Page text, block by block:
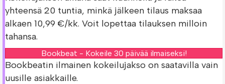
yhteensä 20 tuntia, minkä jälkeen tilaus maksaa
alkaen 10,99 €/kk. Voit lopettaa tilauksen milloin
tahansa.
Bookbeat - Kokeile 30 päivää ilmaiseksi!
Bookbeatin ilmainen kokeilujakso on saatavilla vain
uusille asiakkaille.